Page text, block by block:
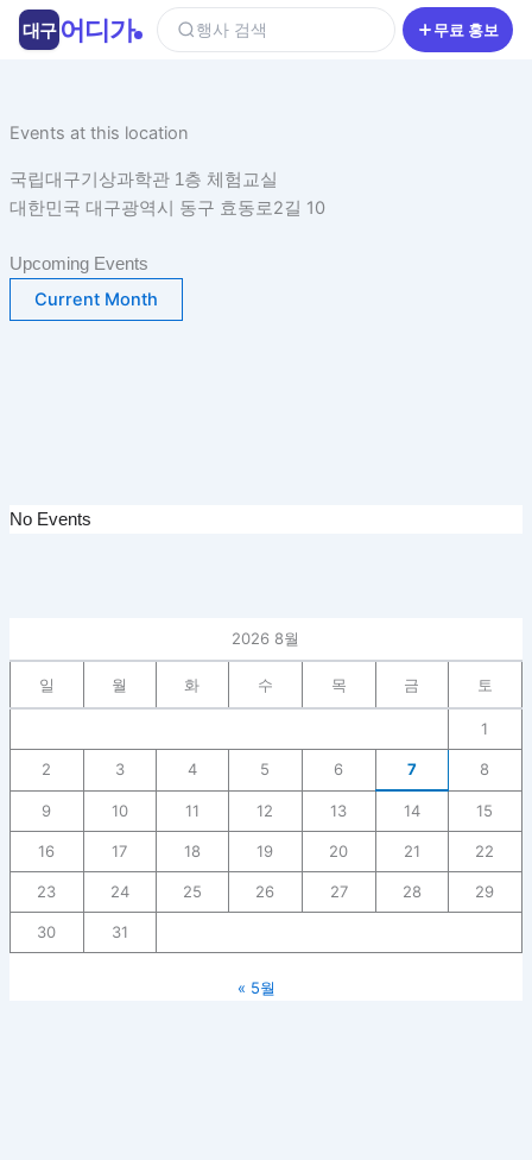
건
뛰
기
Events at this location
국립대구기상과학관 1층 체험교실
대한민국 대구광역시 동구 효동로2길 10
Upcoming Events
Current Month
No Events
2026 8월
일 월 화 수 목 금 토
1
2 3 4 5 6 7 8
9 10 11 12 13 14 15
16 17 18 19 20 21 22
23 24 25 26 27 28 29
30 31
« 5월
대구 어디가 행사 검색 무료 홍보